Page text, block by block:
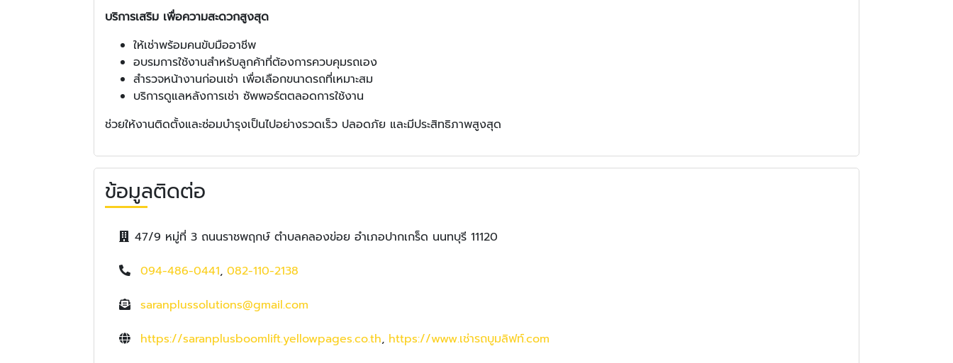
บริการเสริม เพื่อความสะดวกสูงสุด
ให้เช่าพร้อมคนขับมืออาชีพ
อบรมการใช้งานสำหรับลูกค้าที่ต้องการควบคุมรถเอง
สำรวจหน้างานก่อนเช่า เพื่อเลือกขนาดรถที่เหมาะสม
บริการดูแลหลังการเช่า ซัพพอร์ตตลอดการใช้งาน
ช่วยให้งานติดตั้งและซ่อมบำรุงเป็นไปอย่างรวดเร็ว ปลอดภัย และมีประสิทธิภาพสูงสุด
ข้อมูลติดต่อ
47/9 หมู่ที่ 3 ถนนราชพฤกษ์ ตำบลคลองข่อย อำเภอปากเกร็ด นนทบุรี 11120
094-486-0441, 082-110-2138
saranplussolutions@gmail.com
https://saranplusboomlift.yellowpages.co.th, https://www.เช่ารถบูมลิฟท์.com